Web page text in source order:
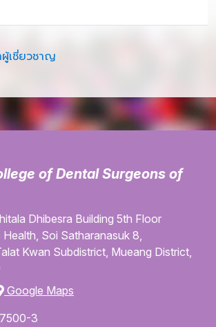
เชี่ยวชาญ
of Dental Surgeons of
Dhibesra Building 5th Floor
Soi Satharanasuk 8,
Kwan Subdistrict, Mueang District,
Google Maps
3